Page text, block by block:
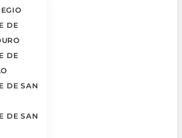
DE
DE
DE SAN
DE SAN